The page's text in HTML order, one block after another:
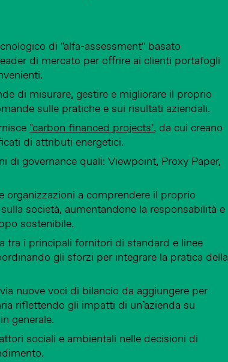
di "alfa-assessment" basato
di mercato per offrire ai clienti portafogli
di misurare, gestire e migliorare il proprio
sulle pratiche e sui risultati aziendali.
"carbon financed projects", da cui creano
di attributi energetici.
di governance quali: Viewpoint, Proxy Paper,
organizzazioni a comprendere il proprio
società, aumentandone la responsabilità e
sostenibile.​​
tra i principali fornitori di standard e linee
gli sforzi per integrare la pratica della
nuove voci di bilancio da aggiungere per
riflettendo gli impatti di un’azienda su
generale.
sociali e ambientali nelle decisioni di